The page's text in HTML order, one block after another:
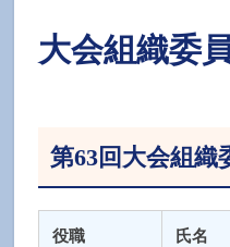
大会組織委員
第63回大会組織
役職 氏名